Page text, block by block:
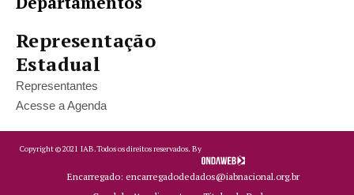
Representação
Estadual
Representantes
Acesse a Agenda
Copyright ©2021 IAB.Todos os direitos reservados. By
Encarregado: encarregadodedados@iabnacional.org.br